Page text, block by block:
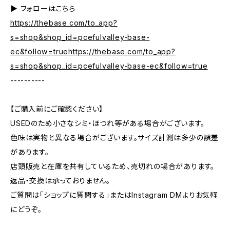
▶︎ フォローはこちら
https://thebase.com/to_app?
s=shop&shop_id=pcefulvalley-base-
ec&follow=truehttps://thebase.com/to_app?
s=shop&shop_id=pcefulvalley-base-ec&follow=true
----------
【ご購入前にご確認ください】
USEDのため小さなシミ・ほつれ等がある場合がございます。
色味は実物と異なる場合がございます。サイズ計測は多少の誤差
があります。
店頭販売と在庫を共有しているため、売切れの場合があります。
返品・交換は承っておりません。
ご質問は「ショップに質問する」またはInstagram DMよりお気軽
にどうぞ。